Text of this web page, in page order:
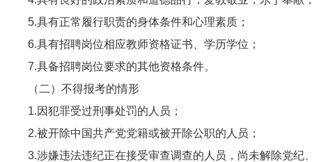
5.具有正常履行职责的身体条件和心理素质；
6.具有招聘岗位相应教师资格证书、学历学位；
7.具备招聘岗位要求的其他资格条件。
（二）不得报考的情形
1.因犯罪受过刑事处罚的人员；
2.被开除中国共产党党籍或被开除公职的人员；
3.涉嫌违法违纪正在接受审查调查的人员，尚未解除党纪